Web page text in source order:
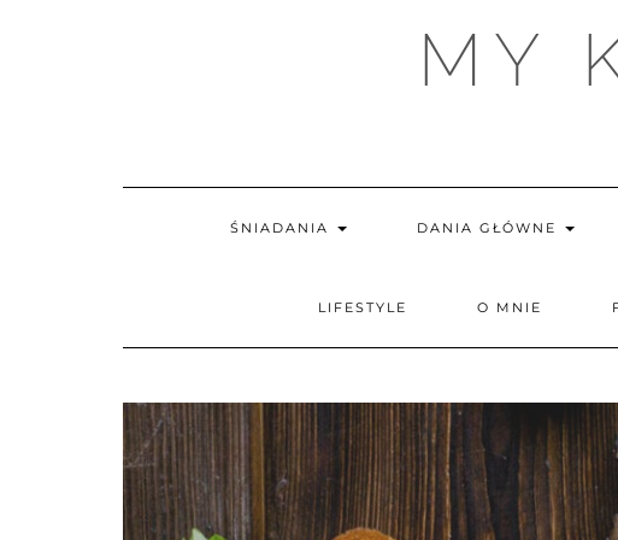
MY
ŚNIADANIA DANIA GŁÓWNE
LIFESTYLE O MNIE